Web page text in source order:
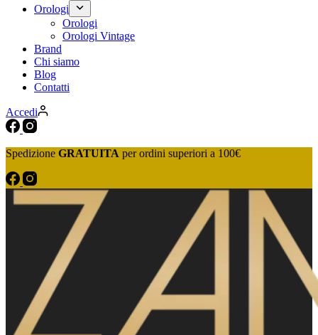
Orologi
Orologi
Orologi Vintage
Brand
Chi siamo
Blog
Contatti
Accedi
Spedizione GRATUITA per ordini superiori a 100€